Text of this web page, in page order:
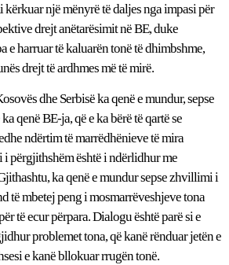
një mënyrë të daljes nga impasi për
drejt anëtarësimit në BE, duke
e harruar të kaluarën tonë të dhimbshme,
drejt të ardhmes më të mirë.
dhe Serbisë ka qenë e mundur, sepse
qenë BE-ja, që e ka bërë të qartë se
ndërtim të marrëdhënieve të mira
përgjithshëm është i ndërlidhur me
ka qenë e mundur sepse zhvillimi i
të mbetej peng i mosmarrëveshjeve tona
të ecur përpara. Dialogu është parë si e
problemet tona, që kanë rënduar jetën e
e kanë bllokuar rrugën tonë.